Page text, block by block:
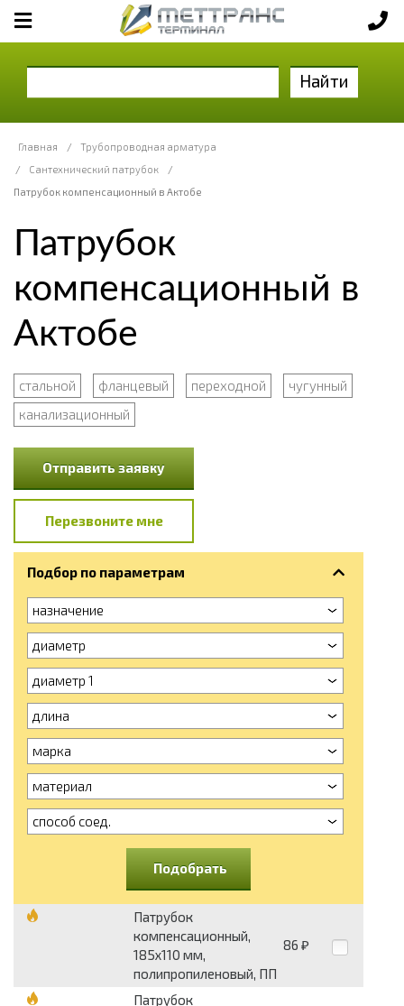
Найти
Главная /
Трубопроводная арматура
/
Сантехнический патрубок
/
Патрубок компенсационный в Актобе
Патрубок
компенсационный в
Актобе
стальной фланцевый переходной
чугунный
канализационный
Отправить заявку
Перезвоните мне
Подбор по параметрам
назначение
диаметр
диаметр 1
длина
марка
материал
способ соед.
Подобрать
Патрубок
компенсационный,
185х110 мм,
полипропиленовый, ПП
86 ₽
Патрубок